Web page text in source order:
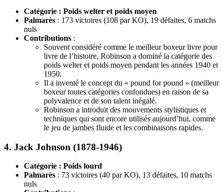
Catégorie : Poids welter et poids moyen
Palmarès : 173 victoires (108 par KO), 19 défaites, 6 matchs
nuls
Contributions :
Souvent considéré comme le meilleur boxeur livre pour
livre de l’histoire, Robinson a dominé la catégorie des
poids welter et poids moyen pendant les années 1940 et
1950.
Il a inventé le concept du « pound for pound » (meilleur
boxeur toutes catégories confondues) en raison de sa
polyvalence et de son talent inégalé.
Robinson a introduit des mouvements stylistiques et
techniques qui sont encore utilisés aujourd’hui, comme
le jeu de jambes fluide et les combinaisons rapides.
4. Jack Johnson (1878-1946)
Catégorie : Poids lourd
Palmarès : 73 victoires (40 par KO), 13 défaites, 10 matchs
nuls